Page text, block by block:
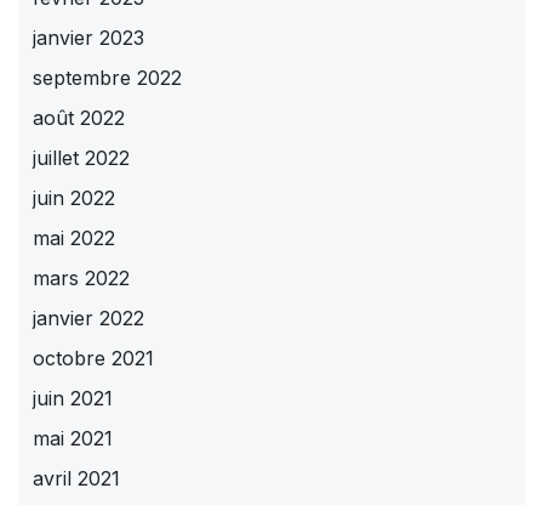
janvier 2023
septembre 2022
août 2022
juillet 2022
juin 2022
mai 2022
mars 2022
janvier 2022
octobre 2021
juin 2021
mai 2021
avril 2021